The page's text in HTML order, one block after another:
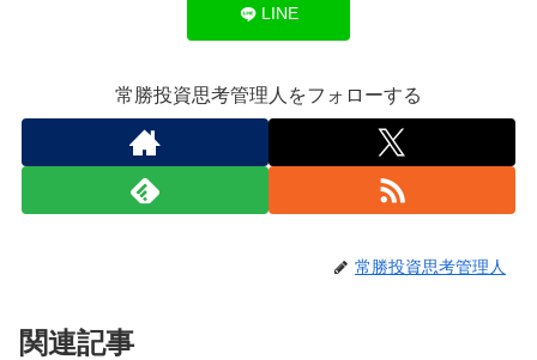
LINE
常勝投資思考管理人をフォローする
常勝投資思考管理人
関連記事